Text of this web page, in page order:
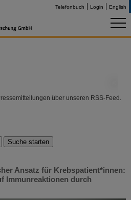
Telefonbuch Login English
über unseren RSS-Feed.
Ansatz für Krebspatient*innen:
Immunreaktionen durch